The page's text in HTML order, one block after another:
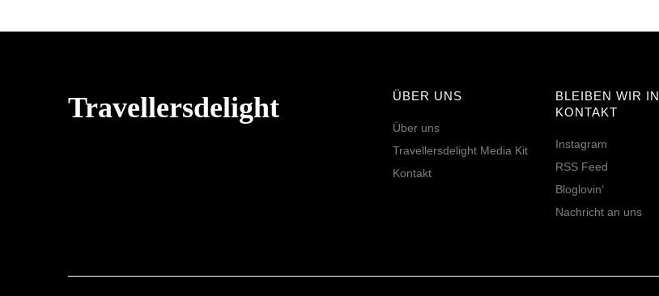
Travellersdelight ÜBER UNS
Über uns
Travellersdelight Media Kit
Kontakt
BLEIBEN WIR IN
KONTAKT
Instagram
RSS Feed
Bloglovin‘
Nachricht an uns